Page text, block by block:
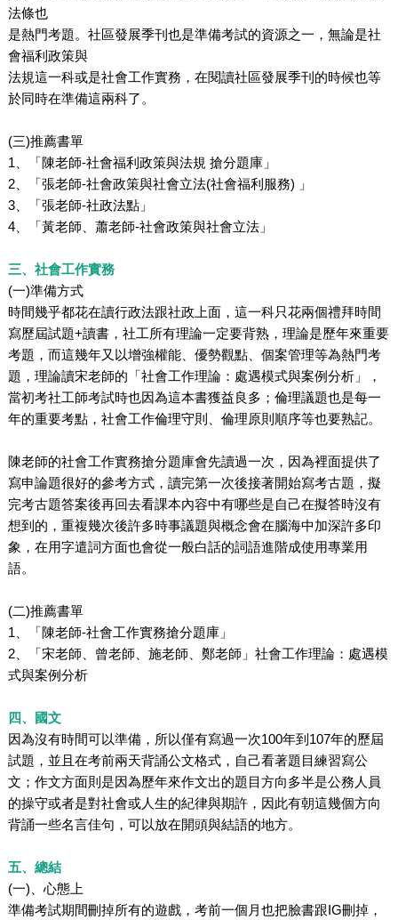
法條也
是熱門考題。社區發展季刊也是準備考試的資源之一，無論是社
會福利政策與
法規這一科或是社會工作實務，在閱讀社區發展季刊的時候也等
於同時在準備這兩科了。
(三)推薦書單
1、「陳老師-社會福利政策與法規 搶分題庫」
2、「張老師-社會政策與社會立法(社會福利服務) 」
3、「張老師-社政法點」
4、「黃老師、蕭老師-社會政策與社會立法」
三、社會工作實務
(一)準備方式
時間幾乎都花在讀行政法跟社政上面，這一科只花兩個禮拜時間
寫歷屆試題+讀書，社工所有理論一定要背熟，理論是歷年來重要
考題，而這幾年又以增強權能、優勢觀點、個案管理等為熱門考
題，理論讀宋老師的「社會工作理論：處遇模式與案例分析」，
當初考社工師考試時也因為這本書獲益良多；倫理議題也是每一
年的重要考點，社會工作倫理守則、倫理原則順序等也要熟記。
陳老師的社會工作實務搶分題庫會先讀過一次，因為裡面提供了
寫申論題很好的參考方式，讀完第一次後接著開始寫考古題，擬
完考古題答案後再回去看課本內容中有哪些是自己在擬答時沒有
想到的，重複幾次後許多時事議題與概念會在腦海中加深許多印
象，在用字遣詞方面也會從一般白話的詞語進階成使用專業用
語。
(二)推薦書單
1、「陳老師-社會工作實務搶分題庫」
2、「宋老師、曾老師、施老師、鄭老師」社會工作理論：處遇模
式與案例分析
四、國文
因為沒有時間可以準備，所以僅有寫過一次100年到107年的歷屆
試題，並且在考前兩天背誦公文格式，自己看著題目練習寫公
文；作文方面則是因為歷年來作文出的題目方向多半是公務人員
的操守或者是對社會或人生的紀律與期許，因此有朝這幾個方向
背誦一些名言佳句，可以放在開頭與結語的地方。
五、總結
(一)、心態上
準備考試期間刪掉所有的遊戲，考前一個月也把臉書跟IG刪掉，